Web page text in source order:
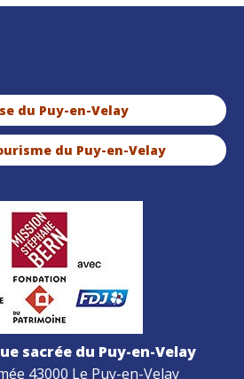
du Puy-en-Velay
du Puy-en-Velay
sacrée du Puy-en-Velay
43000 Le Puy-en-Velay